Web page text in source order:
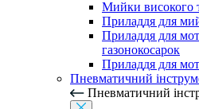
Мийки високого
Приладдя для
Приладдя для
газонокосарок
Приладдя для
Пневматичний
Пневматичний